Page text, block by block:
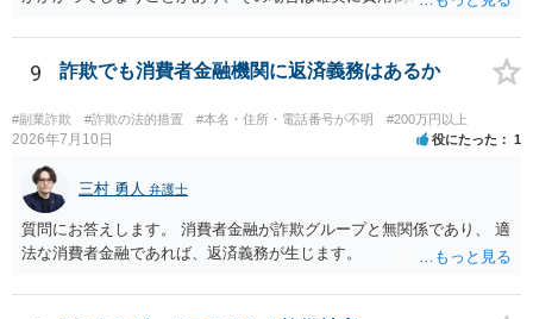
9 詐欺でも消費者金融機関に返済義務はあるか
#副業詐欺 #詐欺の法的措置 #本名・住所・電話番号が不明 #200万円以上
2026年7月10日 役にたった 1
三村 勇人 弁護士
質問にお答えします。 消費者金融が詐欺グループと無関係であり、 適
法な消費者金融であれば、返済義務が生じます。